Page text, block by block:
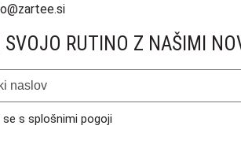
SVOJO RUTINO Z NAŠIMI
se ssplošnimi pogoji